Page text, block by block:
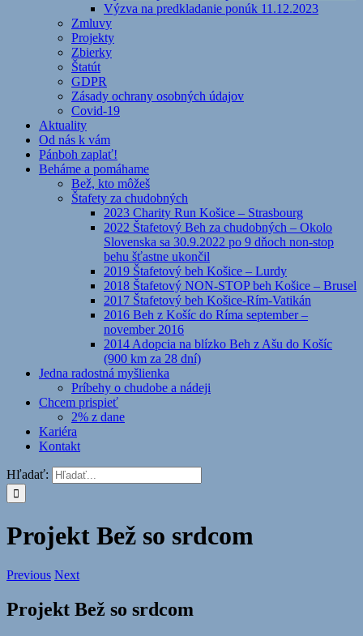
Výzva na predkladanie ponúk 11.12.2023
Zmluvy
Projekty
Zbierky
Štatút
GDPR
Zásady ochrany osobných údajov
Covid-19
Aktuality
Od nás k vám
Pánboh zaplať!
Beháme a pomáhame
Bež, kto môžeš
Štafety za chudobných
2023 Charity Run Košice – Strasbourg
2022 Štafetový Beh za chudobných – Okolo
Slovenska sa 30.9.2022 po 9 dňoch non-stop
behu šťastne ukončil
2019 Štafetový beh Košice – Lurdy
2018 Štafetový NON-STOP beh Košice – Brusel
2017 Štafetový beh Košice-Rím-Vatikán
2016 Beh z Košíc do Ríma september –
november 2016
2014 Adopcia na blízko Beh z Ašu do Košíc
(900 km za 28 dní)
Jedna radostná myšlienka
Príbehy o chudobe a nádeji
Chcem prispieť
2% z dane
Kariéra
Kontakt
Hľadať:
Projekt Bež so srdcom
Previous Next
Projekt Bež so srdcom